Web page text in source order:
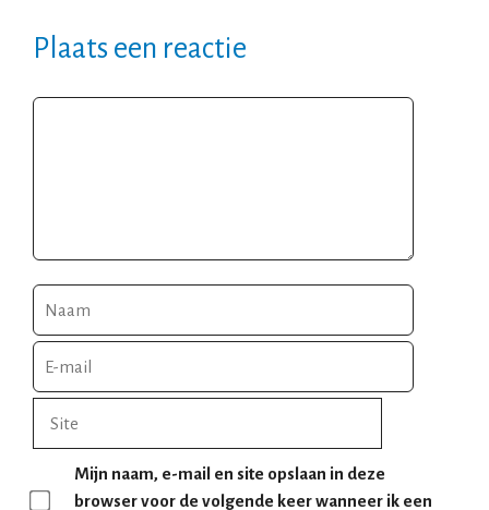
Plaats een reactie
Reactie
Mijn naam, e-mail en site opslaan in deze
browser voor de volgende keer wanneer ik een